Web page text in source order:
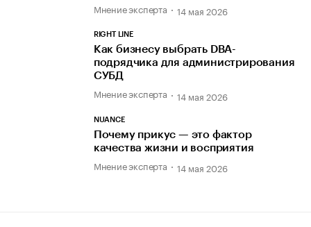
Мнение эксперта 14 мая 2026
RIGHT LINE
Как бизнесу выбрать DBA-
подрядчика для администрирования
СУБД
Мнение эксперта 14 мая 2026
NUANCE
Почему прикус — это фактор
качества жизни и восприятия
Мнение эксперта 14 мая 2026